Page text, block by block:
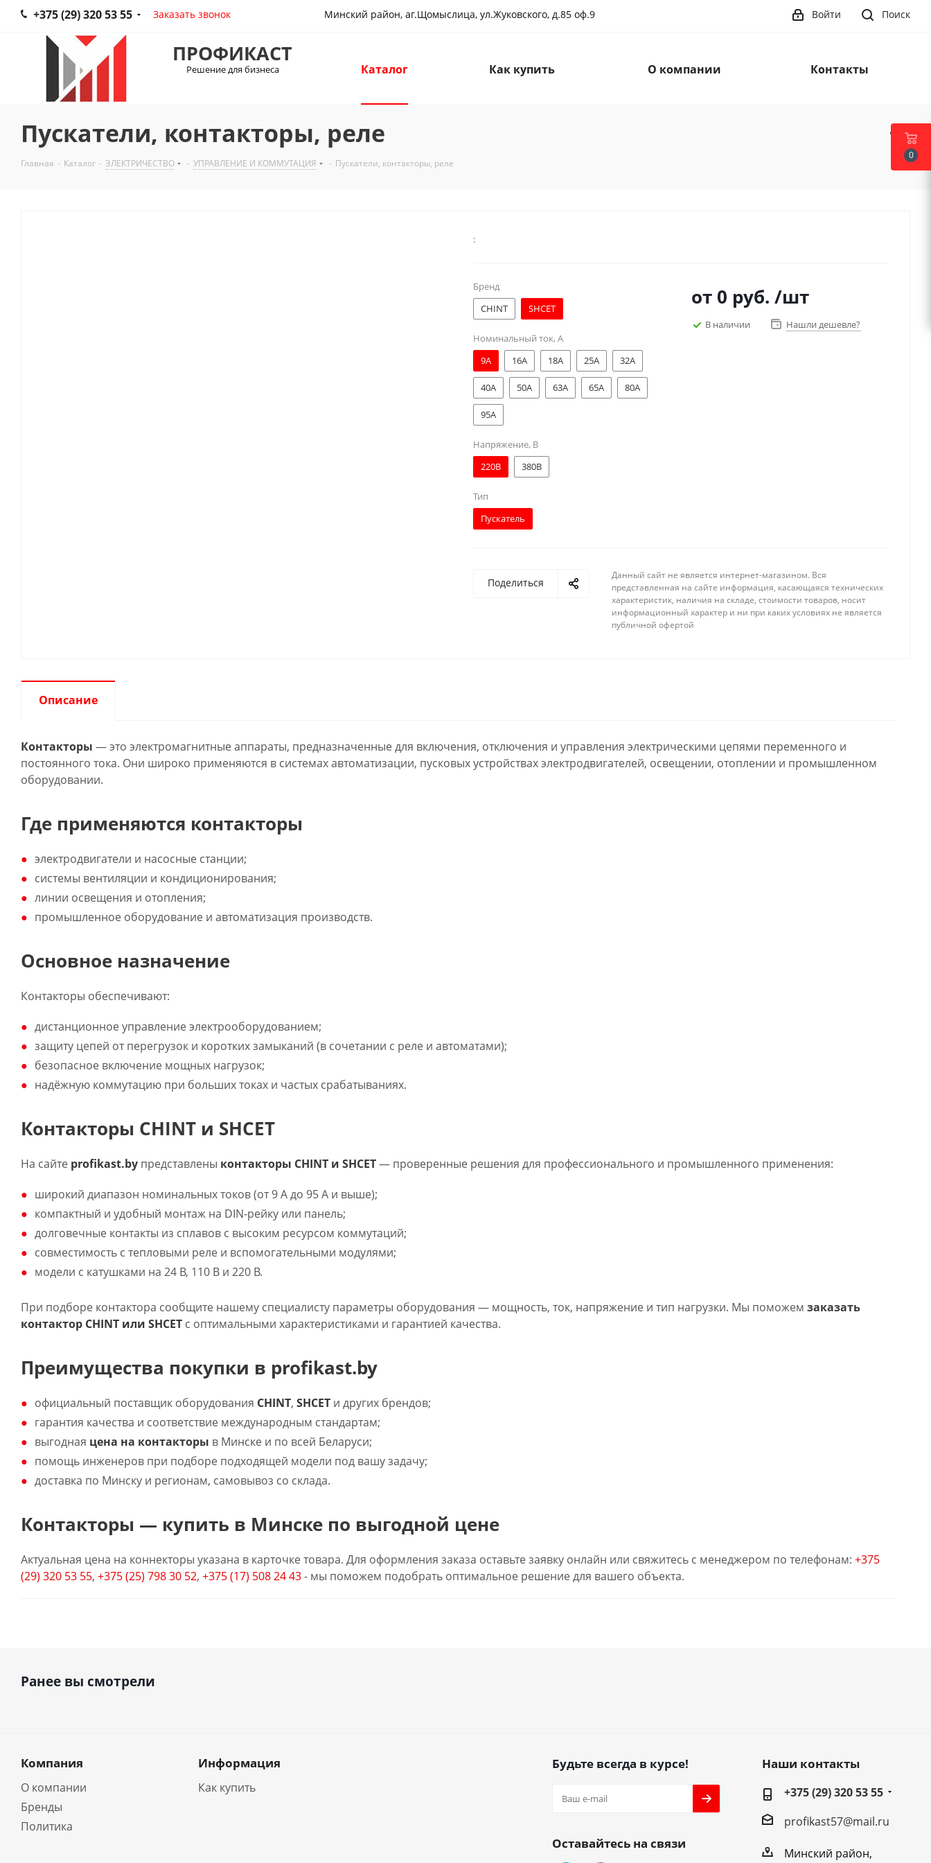
+375 (29) 320 53 55 Заказать звонок Минский район, аг.Щомыслица, ул.Жуковского, д.85 оф.9 Поиск
Войти
ПРОФИКАСТ
Решение для бизнеса Каталог Как купить О компании Контакты
Пускатели, контакторы, реле
Главная - Каталог - ЭЛЕКТРИЧЕСТВО - УПРАВЛЕНИЕ И КОММУТАЦИЯ - Пускатели, контакторы, реле
:
Бренд
CHINT
SHCET
Номинальный ток, А
9A
16A 18A 25A 32A
40A 50A 63A 65A 80A
95A
Напряжение, В
220В
380В
Тип
Пускатель
от 0 руб. /шт
В наличии Нашли дешевле?
Поделиться
Данный сайт не является интернет-магазином. Вся
представленная на сайте информация, касающаяся технических
характеристик, наличия на складе, стоимости товаров, носит
информационный характер и ни при каких условиях не является
публичной офертой
Описание
Контакторы — это электромагнитные аппараты, предназначенные для включения, отключения и управления электрическими цепями переменного и
постоянного тока. Они широко применяются в системах автоматизации, пусковых устройствах электродвигателей, освещении, отоплении и промышленном
оборудовании.
Где применяются контакторы
электродвигатели и насосные станции;
системы вентиляции и кондиционирования;
линии освещения и отопления;
промышленное оборудование и автоматизация производств.
Основное назначение
Контакторы обеспечивают:
дистанционное управление электрооборудованием;
защиту цепей от перегрузок и коротких замыканий (в сочетании с реле и автоматами);
безопасное включение мощных нагрузок;
надёжную коммутацию при больших токах и частых срабатываниях.
Контакторы CHINT и SHCET
На сайте profikast.by представлены контакторы CHINT и SHCET— проверенные решения для профессионального и промышленного применения:
широкий диапазон номинальных токов (от 9 А до 95 А и выше);
компактный и удобный монтаж на DIN-рейку или панель;
долговечные контакты из сплавов с высоким ресурсом коммутаций;
совместимость с тепловыми реле и вспомогательными модулями;
модели с катушками на 24 В, 110 В и 220 В.
При подборе контактора сообщите нашему специалисту параметры оборудования — мощность, ток, напряжение и тип нагрузки. Мы поможем заказать
контактор CHINT или SHCET с оптимальными характеристиками и гарантией качества.
Преимущества покупки в profikast.by
официальный поставщик оборудования CHINT, SHCET и других брендов;
гарантия качества и соответствие международным стандартам;
выгодная цена на контакторы в Минске и по всей Беларуси;
помощь инженеров при подборе подходящей модели под вашу задачу;
доставка по Минску и регионам, самовывоз со склада.
Контакторы — купить в Минске по выгодной цене
Актуальная цена на коннекторы указана в карточке товара. Для оформления заказа оставьте заявку онлайн или свяжитесь с менеджером по телефонам: +375
(29) 320 53 55, +375 (25) 798 30 52, +375 (17) 508 24 43- мы поможем подобрать оптимальное решение для вашего объекта.
Ранее вы смотрели
Компания
О компании
Бренды
Политика
Информация
Как купить
Будьте всегда в курсе!
Оставайтесь на связи
Наши контакты
+375 (29) 320 53 55
profikast57@mail.ru
Минский район,
0